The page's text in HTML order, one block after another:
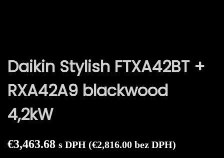
Daikin Stylish FTXA42BT +
RXA42A9 blackwood
4,2kW
€3,463.68 s DPH (€2,816.00 bez DPH)